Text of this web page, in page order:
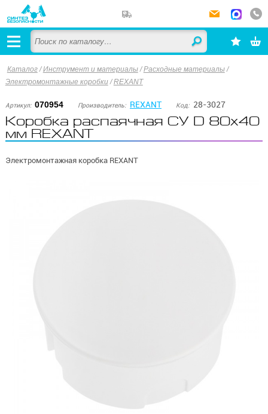
Каталог/Инструмент и материалы /Расходные материалы /
Электромонтажные коробки /REXANT
Артикул: 070954 Производитель: REXANT Код: 28-3027
Коробка распаячная СУ D 80х40
мм REXANT
Электромонтажная коробка REXANT